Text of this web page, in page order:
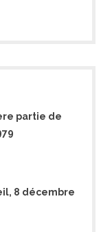
partie de
8 décembre